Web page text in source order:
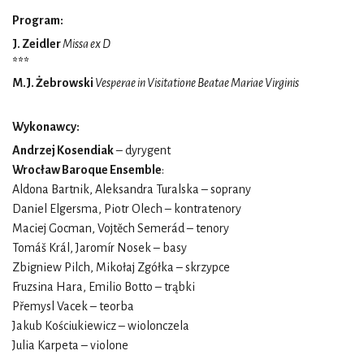
Program:
J. ZeidlerMissa ex D
***
M.J. Żebrowski Vesperae in Visitatione Beatae Mariae Virginis
Wykonawcy:
Andrzej Kosendiak– dyrygent
Wrocław Baroque Ensemble:
Aldona Bartnik, Aleksandra Turalska – soprany
Daniel Elgersma, Piotr Olech – kontratenory
Maciej Gocman, Vojtěch Semerád – tenory
Tomáš Král, Jaromír Nosek – basy
Zbigniew Pilch, Mikołaj Zgółka – skrzypce
Fruzsina Hara, Emilio Botto – trąbki
Přemysl Vacek – teorba
Jakub Kościukiewicz – wiolonczela
Julia Karpeta – violone